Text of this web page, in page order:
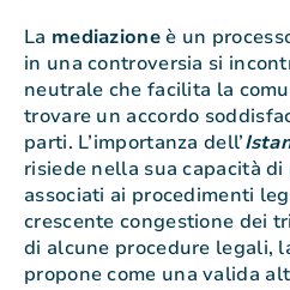
La mediazioneè un
in una controversia si
neutrale che facilita la
trovare un accordo
parti. L’importanza dell’
risiede nella sua capacità
associati ai procedimenti
crescente congestione dei
di alcune procedure legali,
propone come una valida